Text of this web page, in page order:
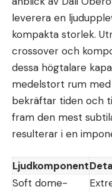
leverera en
kompakta storlek.
crossover och
dessa högtalare
medelstort rum med
bekräftar tiden och
fram den mest
resulterar i en
Ljudkomponent
Soft dome-